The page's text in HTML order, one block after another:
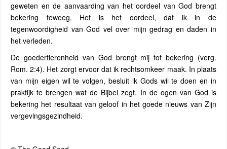
geweten en de aanvaarding van het oordeel van God brengt
bekering teweeg. Het is het oordeel, dat ik in de
tegenwoordigheid van God vel over mijn gedrag en daden in
het verleden.
De goedertierenheid van God brengt mij tot bekering (verg.
Rom. 2:4). Het zorgt ervoor dat ik rechtsomkeer maak. In plaats
van mijn eigen wil te volgen, besluit ik Gods wil te doen en in
praktijk te brengen wat de Bijbel zegt. In de ogen van God is
bekering het resultaat van geloof in het goede nieuws van Zijn
vergevingsgezindheid.